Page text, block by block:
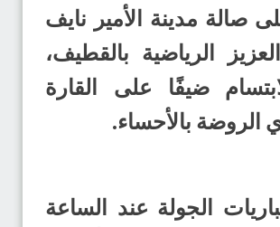
صالة مدينة الأمير نايف
الرياضية بالقطيف،
ضيفًا على القارة
الروضة بالأحساء.
الجولة عند الساعة